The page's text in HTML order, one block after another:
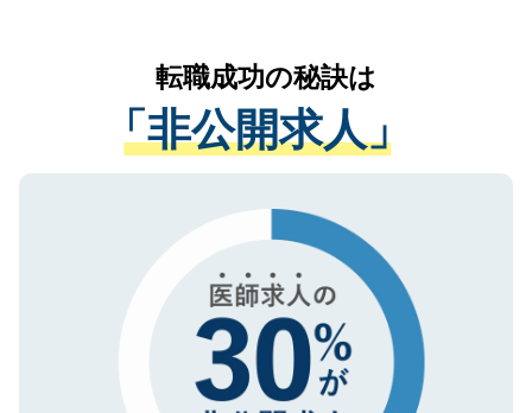
は、個人情報の取り扱いについての厳密な
管理基準を満たした事業者のみに付与され
る、プライバシーマークを取得済みです。
で、機密保持に関してもご安心ください。
かがいして、現在の医療機関の状況や紹介
経験をまじえながら、適切なアドバイスを
させていただきます。すぐにご転職をされ
ない方には、長期的なサポートが可能です
ので、まずはご登録ください。
転職成功の秘訣は
「非公開求人」